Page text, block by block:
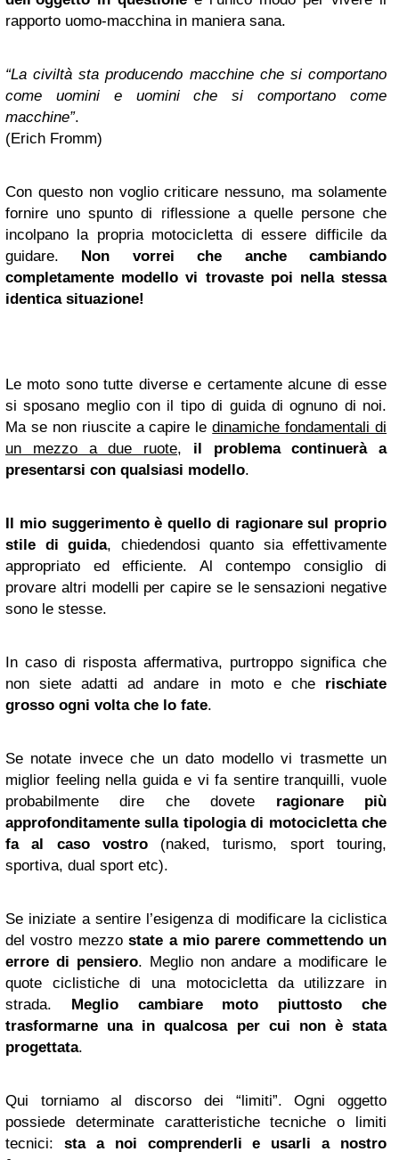
rapporto uomo-macchina in maniera sana.
“La civiltà sta producendo macchine che si comportano
come uomini e uomini che si comportano come
macchine”.
(Erich Fromm)
Con questo non voglio criticare nessuno, ma solamente
fornire uno spunto di riflessione a quelle persone che
incolpano la propria motocicletta di essere difficile da
guidare. Non vorrei che anche cambiando
completamente modello vi trovaste poi nella stessa
identica situazione!
Le moto sono tutte diverse e certamente alcune di esse
si sposano meglio con il tipo di guida di ognuno di noi.
Ma se non riuscite a capire ledinamiche fondamentali di
un mezzo a due ruote, il problema continuerà a
presentarsi con qualsiasi modello.
Il mio suggerimento è quello di ragionare sul proprio
stile di guida, chiedendosi quanto sia effettivamente
appropriato ed efficiente. Al contempo consiglio di
provare altri modelli per capire se le sensazioni negative
sono le stesse.
In caso di risposta affermativa, purtroppo significa che
non siete adatti ad andare in moto e che rischiate
grosso ogni volta che lo fate.
Se notate invece che un dato modello vi trasmette un
miglior feeling nella guida e vi fa sentire tranquilli, vuole
probabilmente dire che dovete ragionare più
approfonditamente sulla tipologia di motocicletta che
fa al caso vostro(naked, turismo, sport touring,
sportiva, dual sport etc).
Se iniziate a sentire l’esigenza di modificare la ciclistica
del vostro mezzostate a mio parere commettendo un
errore di pensiero. Meglio non andare a modificare le
quote ciclistiche di una motocicletta da utilizzare in
strada. Meglio cambiare moto piuttosto che
trasformarne una in qualcosa per cui non è stata
progettata.
Qui torniamo al discorso dei “limiti”. Ogni oggetto
possiede determinate caratteristiche tecniche o limiti
tecnici: sta a noi comprenderli e usarli a nostro